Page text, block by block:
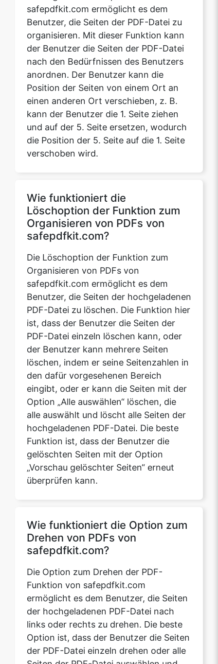
der Benutzer die Seiten der PDF-Datei
nach den Bedürfnissen des Benutzers
anordnen. Der Benutzer kann die
Position der Seiten von einem Ort an
einen anderen Ort verschieben, z. B.
kann der Benutzer die 1. Seite ziehen
und auf der 5. Seite ersetzen, wodurch
die Position der 5. Seite auf die 1. Seite
verschoben wird.
Wie funktioniert die
safepdfkit.com?
Die Löschoption der Funktion zum
Organisieren von PDFs von
safepdfkit.com ermöglicht es dem
Benutzer, die Seiten der hochgeladenen
PDF-Datei zu löschen. Die Funktion hier
ist, dass der Benutzer die Seiten der
PDF-Datei einzeln löschen kann, oder
der Benutzer kann mehrere Seiten
löschen, indem er seine Seitenzahlen in
den dafür vorgesehenen Bereich
eingibt, oder er kann die Seiten mit der
Option „Alle auswählen“ löschen, die
alle auswählt und löscht alle Seiten der
hochgeladenen PDF-Datei. Die beste
Funktion ist, dass der Benutzer die
gelöschten Seiten mit der Option
„Vorschau gelöschter Seiten“ erneut
überprüfen kann.
Wie funktioniert die Option zum
Die Option zum Drehen der PDF-
Funktion von safepdfkit.com
ermöglicht es dem Benutzer, die Seiten
der hochgeladenen PDF-Datei nach
links oder rechts zu drehen. Die beste
Option ist, dass der Benutzer die Seiten
der PDF-Datei einzeln drehen oder alle
Seiten der PDF-Datei auswählen und
nach links oder rechts drehen kann.